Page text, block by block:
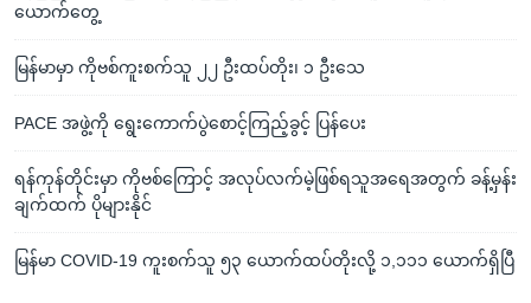
ယောက်တွေ့
မြန်မာမှာ ကိုဗစ်ကူးစက်သူ ၂၂ ဦးထပ်တိုး၊ ၁ ဦးသေ
PACE အဖွဲ့ကို ရွေးကောက်ပွဲစောင့်ကြည့်ခွင့် ပြန်ပေး
ရန်ကုန်တိုင်းမှာ ကိုဗစ်ကြောင့် အလုပ်လက်မဲ့ဖြစ်ရသူအရေအတွက် ခန့်မှန်း
ချက်ထက် ပိုများနိုင်
မြန်မာ COVID-19 ကူးစက်သူ ၅၃ ယောက်ထပ်တိုးလို့ ၁,၁၁၁ ယောက်ရှိပြီ